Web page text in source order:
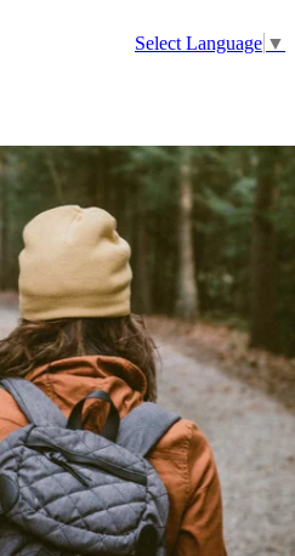
Select Language ▼